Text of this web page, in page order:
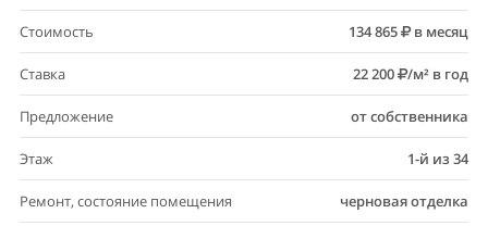
Стоимость 134 865 в месяц
Ставка 22 200 /м² в год
Предложение от собственника
Этаж 1-й из 34
Ремонт, состояние помещения черновая отделка